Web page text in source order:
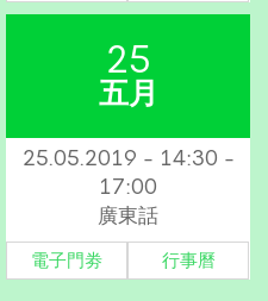
25
五月
25.05.2019 - 14:30 -
17:00
廣東話
電子門劵 行事曆